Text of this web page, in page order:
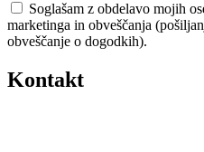
Soglašam z obdelavo mojih
marketinga in obveščanja
obveščanje o dogodkih).
Kontakt